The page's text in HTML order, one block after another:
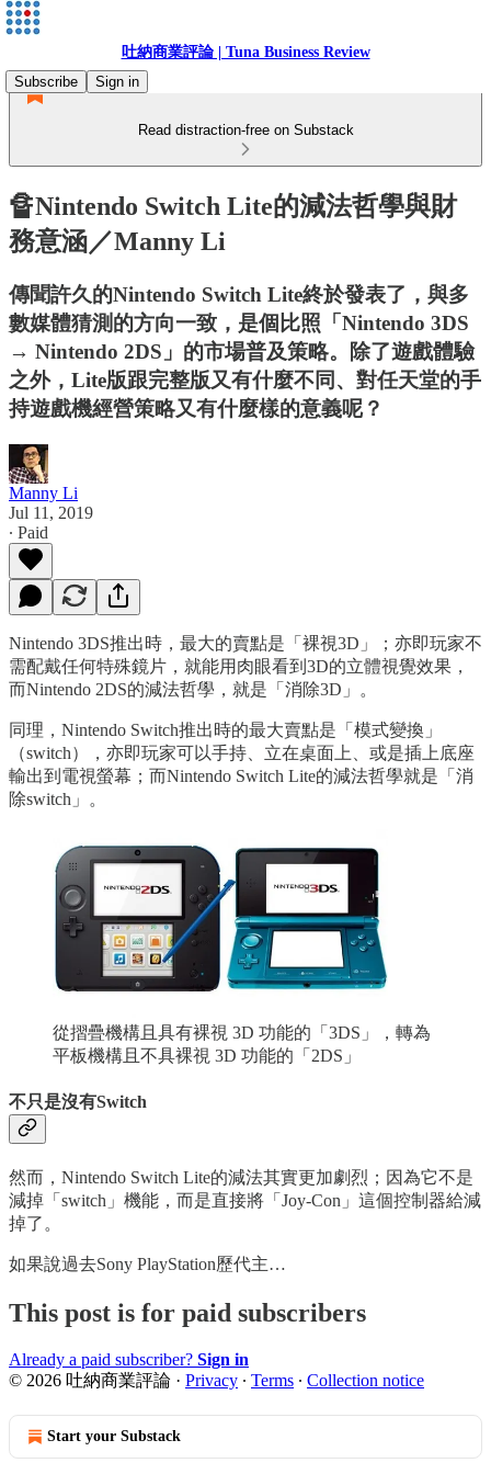
吐納商業評論 | Tuna Business Review
Subscribe
Sign in
Read distraction-free on Substack
🔏Nintendo Switch Lite的減法哲學與財
務意涵／Manny Li
傳聞許久的Nintendo Switch Lite終於發表了，與多
數媒體猜測的方向一致，是個比照「Nintendo 3DS
→ Nintendo 2DS」的市場普及策略。除了遊戲體驗
之外，Lite版跟完整版又有什麼不同、對任天堂的手
持遊戲機經營策略又有什麼樣的意義呢？
Manny Li
Jul 11, 2019
∙ Paid
Nintendo 3DS推出時，最大的賣點是「裸視3D」；亦即玩家不
需配戴任何特殊鏡片，就能用肉眼看到3D的立體視覺效果，
而Nintendo 2DS的減法哲學，就是「消除3D」。
同理，Nintendo Switch推出時的最大賣點是「模式變換」
（switch），亦即玩家可以手持、立在桌面上、或是插上底座
輸出到電視螢幕；而Nintendo Switch Lite的減法哲學就是「消
除switch」。
從摺疊機構且具有裸視 3D 功能的「3DS」，轉為
平板機構且不具裸視 3D 功能的「2DS」
不只是沒有Switch
然而，Nintendo Switch Lite的減法其實更加劇烈；因為它不是
減掉「switch」機能，而是直接將「Joy-Con」這個控制器給減
掉了。
如果說過去Sony PlayStation歷代主…
This post is for paid subscribers
Already a paid subscriber? Sign in
© 2026 吐納商業評論 · Privacy ∙ Terms ∙ Collection notice
Start your Substack